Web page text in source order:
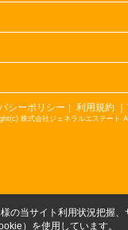
シーポリシー ｜ 利用規約
株式会社ジェネラルエステート
の当サイト利用状況把握、
）を使用しています。